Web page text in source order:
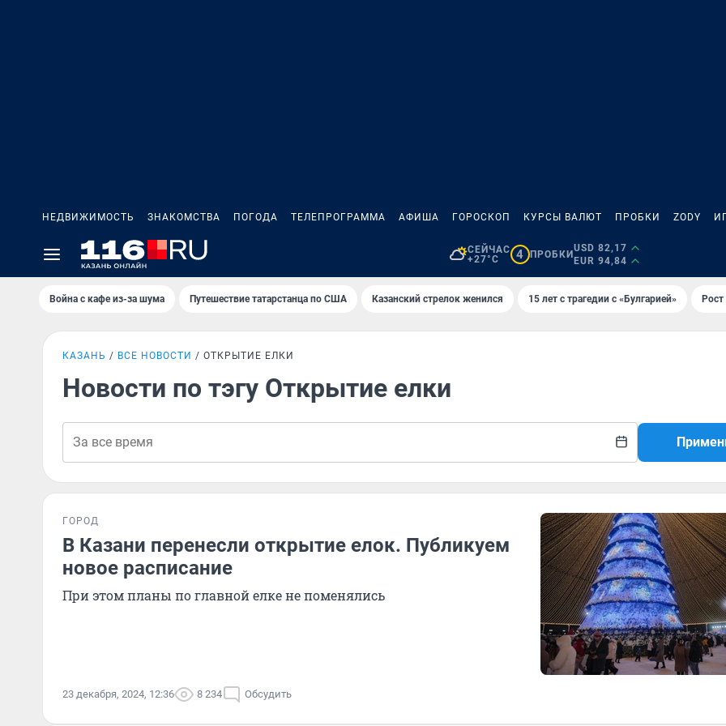
НЕДВИЖИМОСТЬ ЗНАКОМСТВА ПОГОДА ТЕЛЕПРОГРАММА АФИША ГОРОСКОП КУРСЫ ВАЛЮТ ПРОБКИ ZODY
СЕЙЧАС
+27°C
4 ПРОБКИ
USD 82,17
EUR 94,84
Война с кафе из-за шума Путешествие татарстанца по США Казанский стрелок женился 15 лет с трагедии с «Булгарией»
КАЗАНЬ ВСЕ НОВОСТИ ОТКРЫТИЕ ЕЛКИ
Новости по тэгу Открытие елки
ГОРОД
В Казани перенесли открытие елок. Публикуем
новое расписание
При этом планы по главной елке не поменялись
23 декабря, 2024, 12:36 8 234 Обсудить